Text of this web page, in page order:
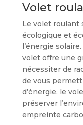
Volet
Le volet roulant
écologique et
l’énergie
volet offre une
nécessiter de
de vous
d’énergie, le
préserver
empreinte